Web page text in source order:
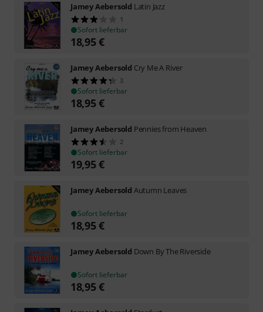
Jamey Aebersold Latin Jazz
1
Sofort lieferbar
18,95€
Jamey Aebersold Cry Me A River
3
Sofort lieferbar
18,95€
Jamey Aebersold Pennies from Heaven
2
Sofort lieferbar
19,95€
Jamey Aebersold Autumn Leaves
Sofort lieferbar
18,95€
Jamey Aebersold Down By The Riverside
Sofort lieferbar
18,95€